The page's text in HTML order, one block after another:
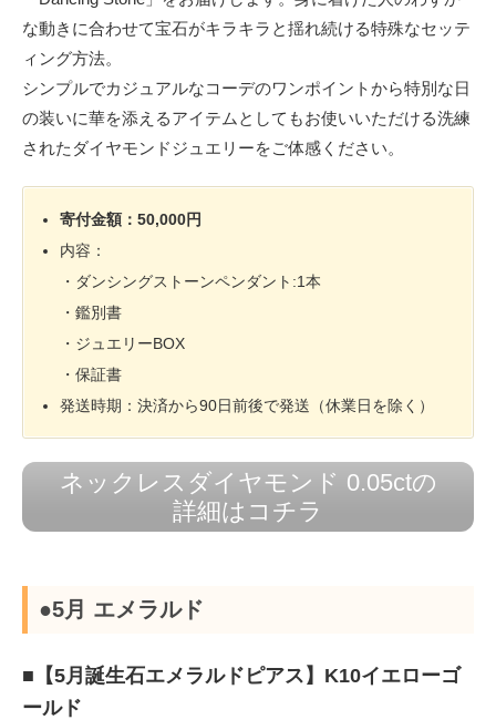
な動きに合わせて宝石がキラキラと揺れ続ける特殊なセッテ
ィング方法。
シンプルでカジュアルなコーデのワンポイントから特別な日
の装いに華を添えるアイテムとしてもお使いいただける洗練
されたダイヤモンドジュエリーをご体感ください。
寄付金額：50,000円
内容：
・ダンシングストーンペンダント:1本
・鑑別書
・ジュエリーBOX
・保証書
発送時期：決済から90日前後で発送（休業日を除く）
ネックレスダイヤモンド 0.05ctの
詳細はコチラ
●5月 エメラルド
■【5月誕生石エメラルドピアス】K10イエローゴ
ールド